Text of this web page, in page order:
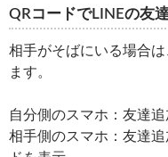
QRコードでLINEの友
相手がそばにいる場合
ます。
自分側のスマホ：友達
相手側のスマホ：友達